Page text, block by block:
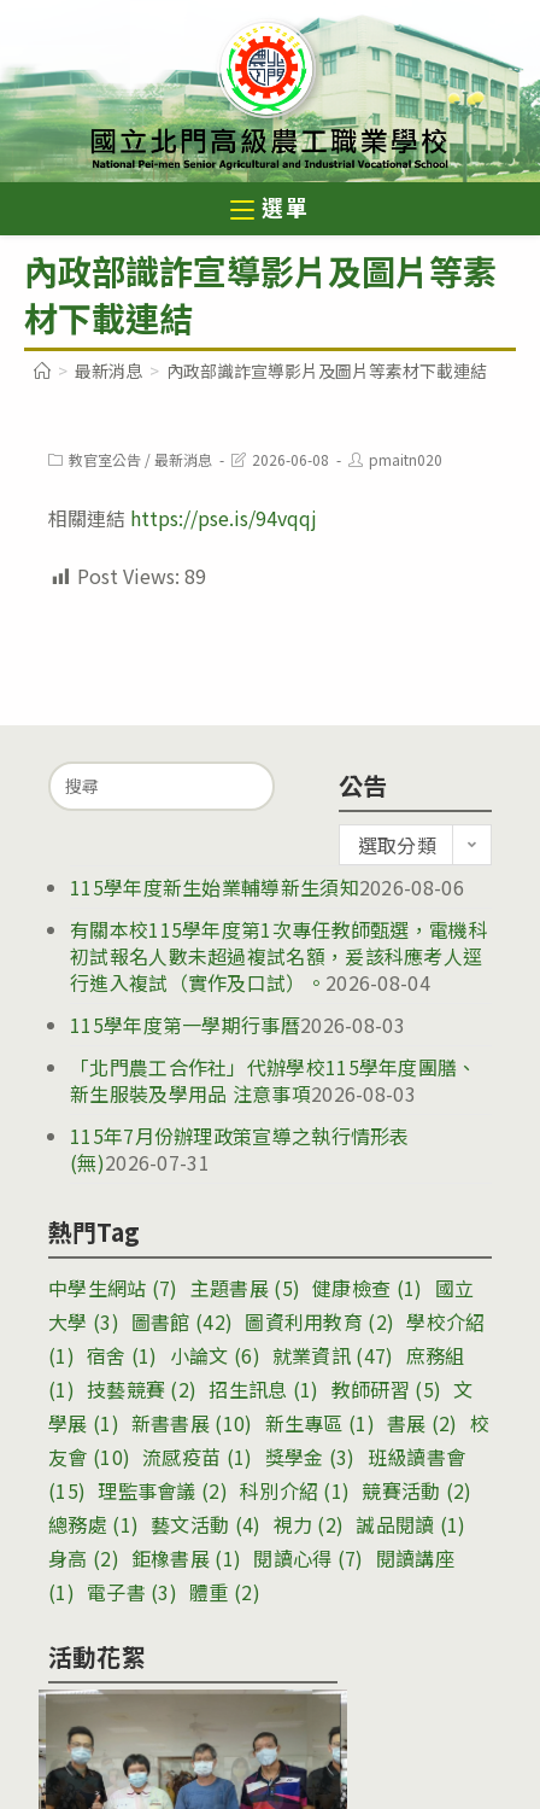
至
主
要
內
選單
內政部識詐宣導影片及圖片等素
材下載連結
> 最新消息 > 內政部識詐宣導影片及圖片等素材下載連結
Post教官室公告 /最新消息
Post2026-06-08
Post
author:
pmaitn020
相關連結 https://pse.is/94vqqj
Post Views: 89
Search
for:
公告
告
選取分類
115學年度新生始業輔導新生須知2026-08-06
有關本校115學年度第1次專任教師甄選，電機科
初試報名人數未超過複試名額，爰該科應考人逕
行進入複試（實作及口試）。 2026-08-04
115學年度第一學期行事曆2026-08-03
「北門農工合作社」代辦學校115學年度團膳、
新生服裝及學用品 注意事項2026-08-03
115年7月份辦理政策宣導之執行情形表
(無)2026-07-31
熱門Tag
中學生網站 (7) 主題書展(5) 健康檢查 (1) 國立
大學 (3) 圖書館 (42) 圖資利用教育 (2) 學校介紹
(1) 宿舍 (1) 小論文 (6) 就業資訊 (47) 庶務組
(1) 技藝競賽 (2) 招生訊息 (1) 教師研習 (5) 文
學展 (1) 新書書展 (10) 新生專區 (1) 書展 (2) 校
友會 (10) 流感疫苗 (1) 獎學金 (3) 班級讀書會
(15) 理監事會議 (2) 科別介紹 (1) 競賽活動 (2)
總務處 (1) 藝文活動 (4) 視力 (2) 誠品閱讀 (1)
身高 (2) 鉅橡書展 (1) 閱讀心得 (7) 閱讀講座
(1) 電子書 (3) 體重 (2)
活動花絮